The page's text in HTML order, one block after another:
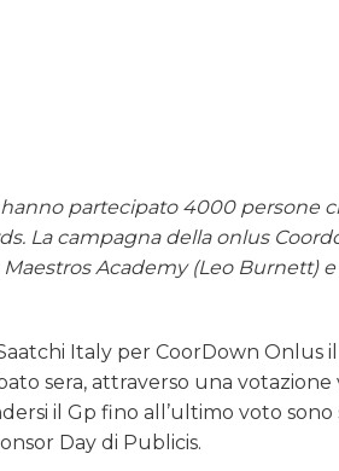
partecipato 4000 persone
La campagna della onlus
Academy (Leo Burnett) e
Italy per CoorDown Onlus
sera, attraverso una votazione
il Gp fino all’ultimo voto
Day di Publicis.